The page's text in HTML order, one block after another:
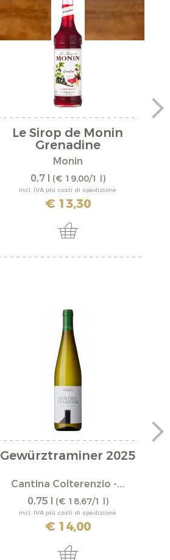
Le Sirop de Monin
Grenadine
Monin
0,7 l (€ 19,00/1 l)
incl. IVA più costi di spedizione
€ 13,30
Gewürztraminer 2025
Cantina Colterenzio -...
0,75 l (€ 18,67/1 l)
incl. IVA più costi di spedizione
€ 14,00